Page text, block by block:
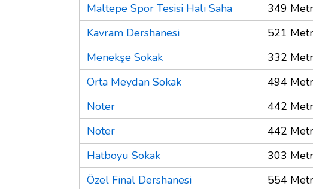
Maltepe Spor Tesisi Halı Saha
349
Kavram Dershanesi
521
Menekşe Sokak
332
Orta Meydan Sokak
494
Noter
442
Noter
442
Hatboyu Sokak
303
Özel Final Dershanesi
554